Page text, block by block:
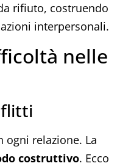
rifiuto, costruendo
interpersonali.
nelle
relazione. La
costruttivo. Ecco